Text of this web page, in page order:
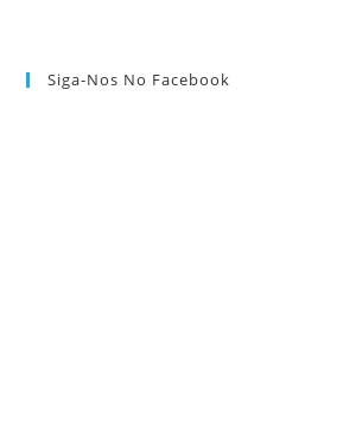
Siga-Nos No Facebook